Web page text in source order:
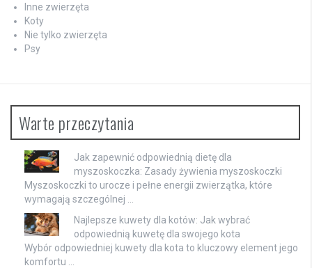
Inne zwierzęta
Koty
Nie tylko zwierzęta
Psy
Warte przeczytania
Jak zapewnić odpowiednią dietę dla
myszoskoczka: Zasady żywienia myszoskoczki
Myszoskoczki to urocze i pełne energii zwierzątka, które
wymagają szczególnej …
Najlepsze kuwety dla kotów: Jak wybrać
odpowiednią kuwetę dla swojego kota
Wybór odpowiedniej kuwety dla kota to kluczowy element jego
komfortu …